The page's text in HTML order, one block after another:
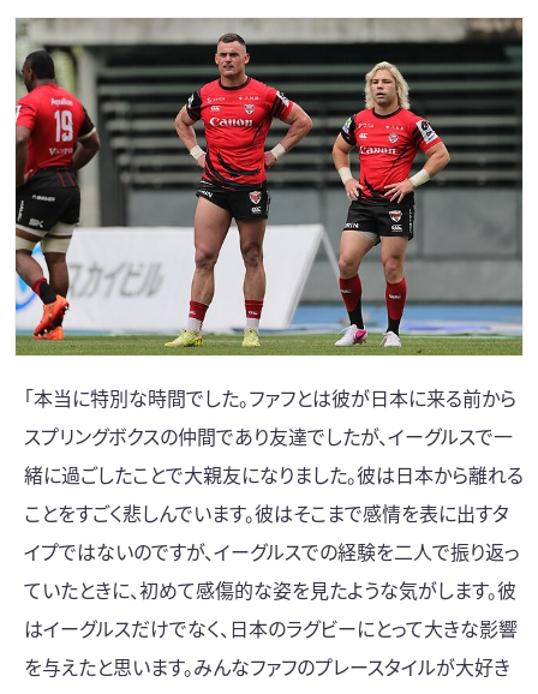
「本当に特別な時間でした。ファフとは彼が日本に来る前から
スプリングボクスの仲間であり友達でしたが、イーグルスで一
緒に過ごしたことで大親友になりました。彼は日本から離れる
ことをすごく悲しんでいます。彼はそこまで感情を表に出すタ
イプではないのですが、イーグルスでの経験を二人で振り返っ
ていたときに、初めて感傷的な姿を見たような気がします。彼
はイーグルスだけでなく、日本のラグビーにとって大きな影響
を与えたと思います。みんなファフのプレースタイルが大好き